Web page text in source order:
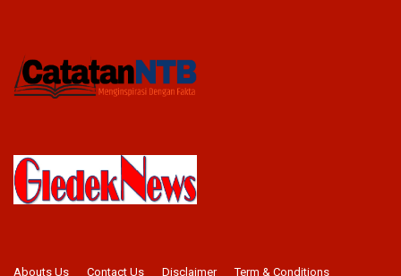
Abouts Us Contact Us Disclaimer Term & Conditions